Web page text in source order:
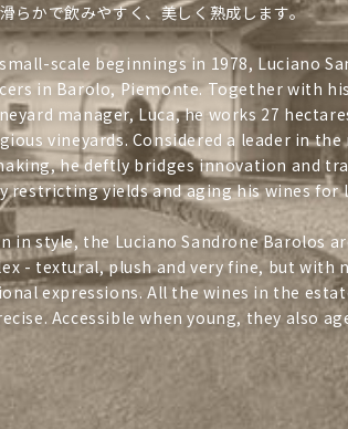
らかで飲みやすく、美しく熟成します。
scale beginnings in 1978, Luciano
in Barolo, Piemonte. Together with
manager, Luca, he works 27
vineyards. Considered a leader in
he deftly bridges innovation and
restricting yields and aging his wines
in style, the Luciano Sandrone Barolos
- textural, plush and very fine, but with
expressions. All the wines in the
Accessible when young, they also